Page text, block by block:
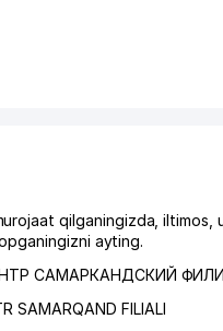
qilganingizda,
ayting.
САМАРКАНДСКИЙ
SAMARQAND FILIALI